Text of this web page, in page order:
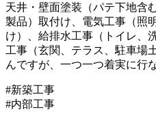
天井・壁面塗装（パテ下地含
製品）取付け、電気工事（照
け）、給排水工事（トイレ、
工事（玄関、テラス、駐車場
んですが、一つ一つ着実に行
#新築工事
#内部工事